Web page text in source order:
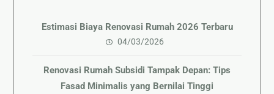
Estimasi Biaya Renovasi Rumah 2026 Terbaru
04/03/2026
Renovasi Rumah Subsidi Tampak Depan: Tips
Fasad Minimalis yang Bernilai Tinggi